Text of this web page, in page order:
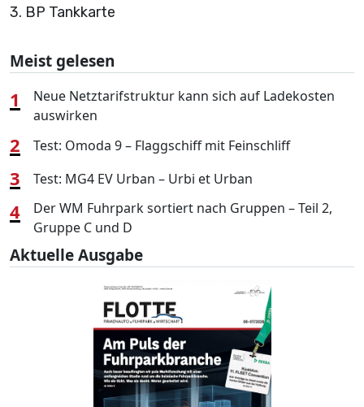
3. BP Tankkarte
Meist gelesen
1
Neue Netztarifstruktur kann sich auf Ladekosten
auswirken
2 Test: Omoda 9 – Flaggschiff mit Feinschliff
3 Test: MG4 EV Urban – Urbi et Urban
4
Der WM Fuhrpark sortiert nach Gruppen – Teil 2,
Gruppe C und D
Aktuelle Ausgabe